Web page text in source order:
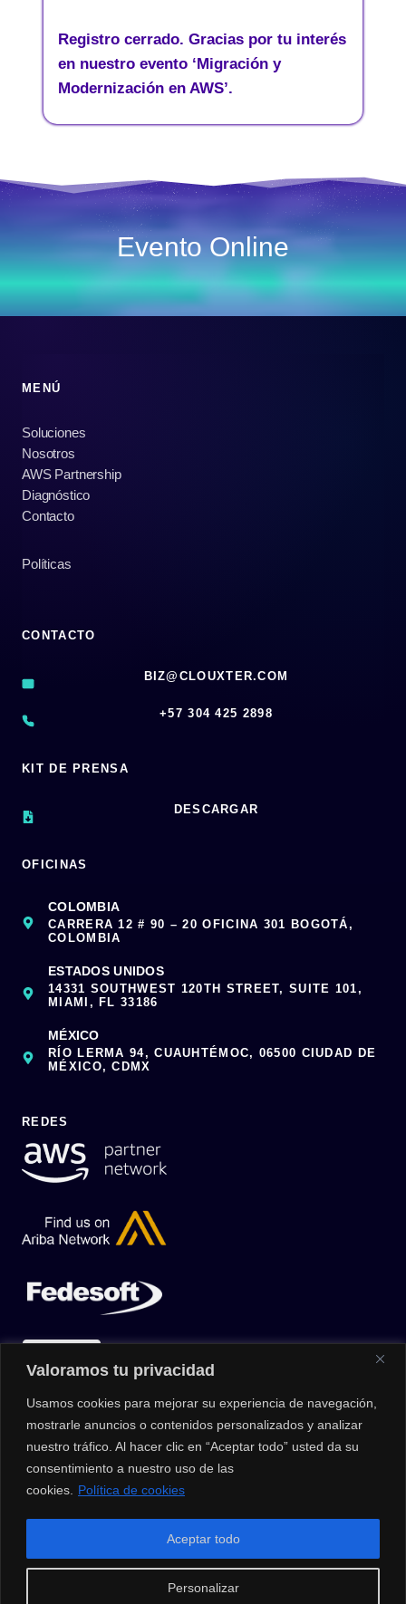
Valoramos tu privacidad
Usamos cookies para mejorar su experiencia de navegación,
mostrarle anuncios o contenidos personalizados y analizar
nuestro tráfico. Al hacer clic en “Aceptar todo” usted da su
consentimiento a nuestro uso de las
cookies.
Política de cookies
Personalizar
Aceptar todo
Registro cerrado. Gracias por tu interés
en nuestro evento ‘Migración y
Modernización en AWS’.
Evento Online
MENÚ
Soluciones
Nosotros
AWS Partnership
Diagnóstico
Contacto
Políticas
CONTACTO
BIZ@CLOUXTER.COM
‪+57 304 425 2898
KIT DE PRENSA
DESCARGAR
OFICINAS
COLOMBIA
CARRERA 12 # 90 – 20 OFICINA 301 BOGOTÁ,
COLOMBIA
ESTADOS UNIDOS
14331 SOUTHWEST 120TH STREET, SUITE 101,
MIAMI, FL 33186
MÉXICO
RÍO LERMA 94, CUAUHTÉMOC, 06500 CIUDAD DE
MÉXICO, CDMX
REDES
© 2026 |Privacy Policy|Data Protection Policy|Media Kit| All
Rights Reserved | Powered by Clouxter